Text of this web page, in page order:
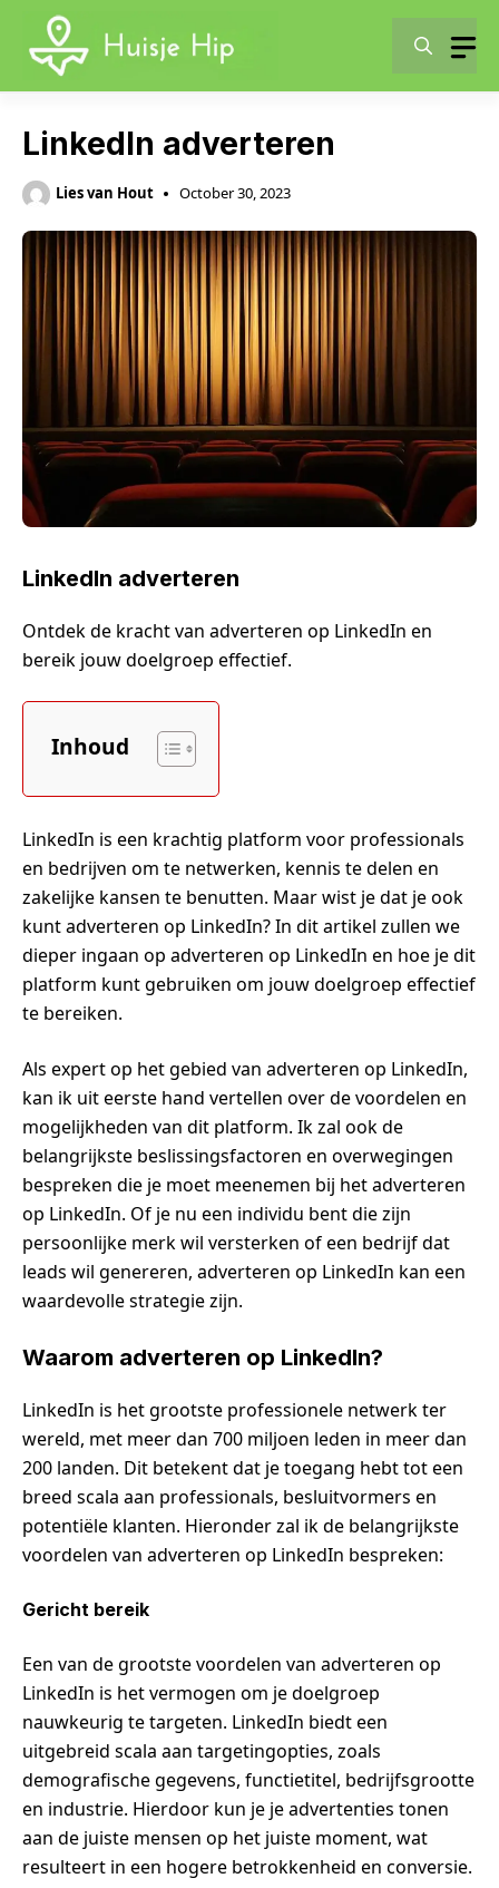
content
LinkedIn adverteren
Lies van Hout October 30, 2023
LinkedIn adverteren
Ontdek de kracht van adverteren op LinkedIn en
bereik jouw doelgroep effectief.
Inhoud
LinkedIn is een krachtig platform voor professionals
en bedrijven om te netwerken, kennis te delen en
zakelijke kansen te benutten. Maar wist je dat je ook
kunt adverteren op LinkedIn? In dit artikel zullen we
dieper ingaan op adverteren op LinkedIn en hoe je dit
platform kunt gebruiken om jouw doelgroep effectief
te bereiken.
Als expert op het gebied van adverteren op LinkedIn,
kan ik uit eerste hand vertellen over de voordelen en
mogelijkheden van dit platform. Ik zal ook de
belangrijkste beslissingsfactoren en overwegingen
bespreken die je moet meenemen bij het adverteren
op LinkedIn. Of je nu een individu bent die zijn
persoonlijke merk wil versterken of een bedrijf dat
leads wil genereren, adverteren op LinkedIn kan een
waardevolle strategie zijn.
Waarom adverteren op LinkedIn?
LinkedIn is het grootste professionele netwerk ter
wereld, met meer dan 700 miljoen leden in meer dan
200 landen. Dit betekent dat je toegang hebt tot een
breed scala aan professionals, besluitvormers en
potentiële klanten. Hieronder zal ik de belangrijkste
voordelen van adverteren op LinkedIn bespreken:
Gericht bereik
Een van de grootste voordelen van adverteren op
LinkedIn is het vermogen om je doelgroep
nauwkeurig te targeten. LinkedIn biedt een
uitgebreid scala aan targetingopties, zoals
demografische gegevens, functietitel, bedrijfsgrootte
en industrie. Hierdoor kun je je advertenties tonen
aan de juiste mensen op het juiste moment, wat
resulteert in een hogere betrokkenheid en conversie.